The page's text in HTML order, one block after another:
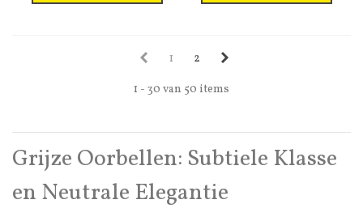
1
2
1 - 30 van 50 items
Grijze Oorbellen: Subtiele Klasse
en Neutrale Elegantie